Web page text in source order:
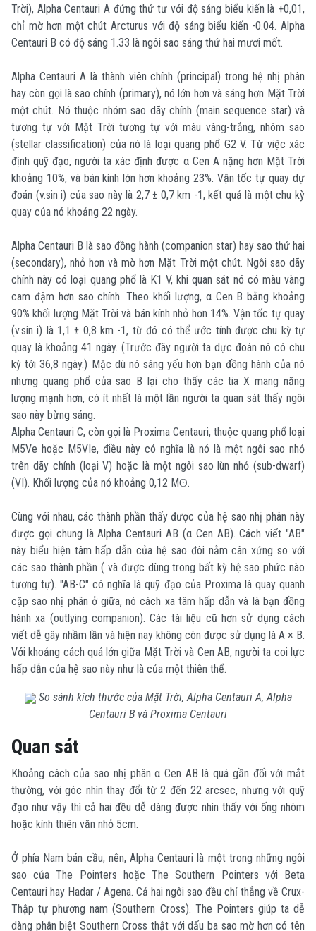
Trời), Alpha Centauri A đứng thứ tư với độ sáng biểu kiến là +0,01,
chỉ mờ hơn một chút Arcturus với độ sáng biểu kiến -0.04. Alpha
Centauri B có độ sáng 1.33 là ngôi sao sáng thứ hai mươi mốt.
Alpha Centauri A là thành viên chính (principal) trong hệ nhị phân
hay còn gọi là sao chính (primary), nó lớn hơn và sáng hơn Mặt Trời
một chút. Nó thuộc nhóm sao dãy chính (main sequence star) và
tương tự với Mặt Trời tương tự với màu vàng-trắng, nhóm sao
(stellar classification) của nó là loại quang phổ G2 V. Từ việc xác
định quỹ đạo, người ta xác định được α Cen A nặng hơn Mặt Trời
khoảng 10%, và bán kính lớn hơn khoảng 23%. Vận tốc tự quay dự
đoán (v.sin i) của sao này là 2,7 ± 0,7 km -1, kết quả là một chu kỳ
quay của nó khoảng 22 ngày.
Alpha Centauri B là sao đồng hành (companion star) hay sao thứ hai
(secondary), nhỏ hơn và mờ hơn Mặt Trời một chút. Ngôi sao dãy
chính này có loại quang phổ là K1 V, khi quan sát nó có màu vàng
cam đậm hơn sao chính. Theo khối lượng, α Cen B bằng khoảng
90% khối lượng Mặt Trời và bán kính nhở hơn 14%. Vận tốc tự quay
(v.sin i) là 1,1 ± 0,8 km -1, từ đó có thể ước tính được chu kỳ tự
quay là khoảng 41 ngày. (Trước đây người ta dực đoán nó có chu
kỳ tới 36,8 ngày.) Mặc dù nó sáng yếu hơn bạn đồng hành của nó
nhưng quang phổ của sao B lại cho thấy các tia X mang năng
lượng mạnh hơn, có ít nhất là một lần người ta quan sát thấy ngôi
sao này bừng sáng.
Alpha Centauri C, còn gọi là Proxima Centauri, thuộc quang phổ loại
M5Ve hoặc M5VIe, điều này có nghĩa là nó là một ngôi sao nhỏ
trên dãy chính (loại V) hoặc là một ngôi sao lùn nhỏ (sub-dwarf)
(VI). Khối lượng của nó khoảng 0,12 Mʘ.
Cùng với nhau, các thành phần thấy được của hệ sao nhị phân này
được gọi chung là Alpha Centauri AB (α Cen AB). Cách viết "AB"
này biểu hiện tâm hấp dẫn của hệ sao đôi nằm cân xứng so với
các sao thành phần ( và được dùng trong bất kỳ hệ sao phức nào
tương tự). "AB-C" có nghĩa là quỹ đạo của Proxima là quay quanh
cặp sao nhị phân ở giữa, nó cách xa tâm hấp dẫn và là bạn đồng
hành xa (outlying companion). Các tài liệu cũ hơn sử dụng cách
viết dễ gây nhầm lần và hiện nay không còn được sử dụng là A × B.
Với khoảng cách quá lớn giữa Mặt Trời và Cen AB, người ta coi lực
hấp dẫn của hệ sao này như là của một thiên thể.
So sánh kích thước của Mặt Trời, Alpha Centauri A, Alpha
Centauri B và Proxima Centauri
Quan sát
Khoảng cách của sao nhị phân α Cen AB là quá gần đối với mắt
thường, với góc nhìn thay đổi từ 2 đến 22 arcsec, nhưng với quỹ
đạo như vậy thì cả hai đều dễ dàng được nhìn thấy với ống nhòm
hoặc kính thiên văn nhỏ 5cm.
Ở phía Nam bán cầu, nên, Alpha Centauri là một trong những ngôi
sao của The Pointers hoặc The Southern Pointers với Beta
Centauri hay Hadar / Agena. Cả hai ngôi sao đều chỉ thẳng về Crux-
Thập tự phương nam (Southern Cross). The Pointers giúp ta dễ
dàng phân biệt Southern Cross thật với dấu ba sao mờ hơn có tên